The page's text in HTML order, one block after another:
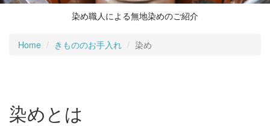
染め職人による無地染めのご紹介
Home きもののお手入れ 染め
染めとは